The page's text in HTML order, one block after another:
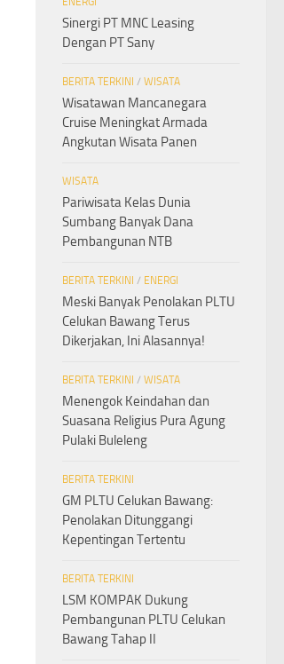
Sinergi PT MNC Leasing
Dengan PT Sany
BERITA TERKINI / WISATA
Wisatawan Mancanegara
Cruise Meningkat Armada
Angkutan Wisata Panen
WISATA
Pariwisata Kelas Dunia
Sumbang Banyak Dana
Pembangunan NTB
BERITA TERKINI / ENERGI
Meski Banyak Penolakan PLTU
Celukan Bawang Terus
Dikerjakan, Ini Alasannya!
BERITA TERKINI / WISATA
Menengok Keindahan dan
Suasana Religius Pura Agung
Pulaki Buleleng
BERITA TERKINI
GM PLTU Celukan Bawang:
Penolakan Ditunggangi
Kepentingan Tertentu
BERITA TERKINI
LSM KOMPAK Dukung
Pembangunan PLTU Celukan
Bawang Tahap II